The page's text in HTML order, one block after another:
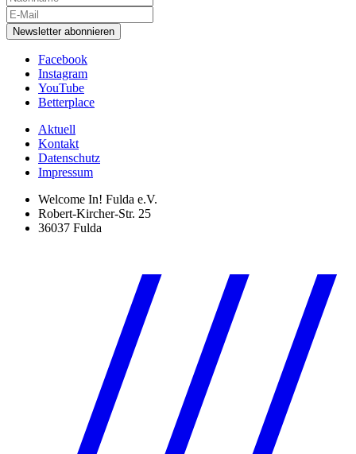
Newsletter abonnieren
Facebook
Instagram
YouTube
Betterplace
Aktuell
Kontakt
Datenschutz
Impressum
Welcome In! Fulda e.V.
Robert-Kircher-Str. 25
36037 Fulda